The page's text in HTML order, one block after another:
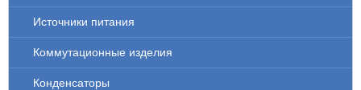
Источники питания
Коммутационные изделия
Конденсаторы